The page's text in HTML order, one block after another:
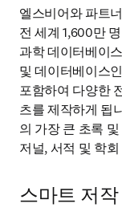
엘스비어와 파트
전 세계 1,600만
과학 데이터베이스
및 데이터베이스인
포함하여 다양한
츠를 제작하게 됩
의 가장 큰 초록
저널, 서적 및 학
스마트 저